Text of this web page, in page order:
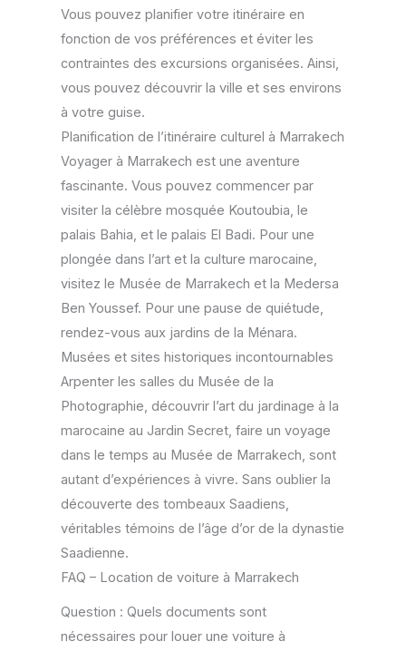
Vous pouvez planifier votre itinéraire en
fonction de vos préférences et éviter les
contraintes des excursions organisées. Ainsi,
vous pouvez découvrir la ville et ses environs
à votre guise.
Planification de l’itinéraire culturel à Marrakech
Voyager à Marrakech est une aventure
fascinante. Vous pouvez commencer par
visiter la célèbre mosquée Koutoubia, le
palais Bahia, et le palais El Badi. Pour une
plongée dans l’art et la culture marocaine,
visitez le Musée de Marrakech et la Medersa
Ben Youssef. Pour une pause de quiétude,
rendez-vous aux jardins de la Ménara.
Musées et sites historiques incontournables
Arpenter les salles du Musée de la
Photographie, découvrir l’art du jardinage à la
marocaine au Jardin Secret, faire un voyage
dans le temps au Musée de Marrakech, sont
autant d’expériences à vivre. Sans oublier la
découverte des tombeaux Saadiens,
véritables témoins de l’âge d’or de la dynastie
Saadienne.
FAQ – Location de voiture à Marrakech
Question : Quels documents sont
nécessaires pour louer une voiture à